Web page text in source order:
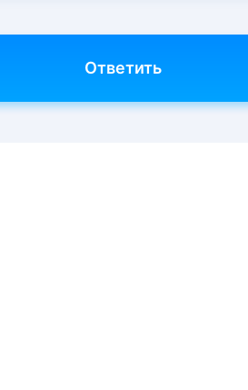
Ответить